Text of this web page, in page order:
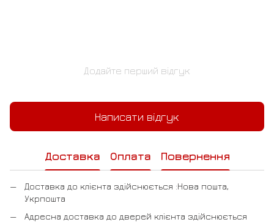
Додайте перший відгук
Написати відгук
Доставка Оплата Повернення
Доставка до клієнта здійснюється :Нова пошта,
Укрпошта
Адресна доставка до дверей клієнта здійснюється